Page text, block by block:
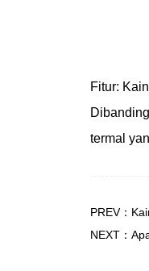
Fitur:
termal
PREV：
NEXT：